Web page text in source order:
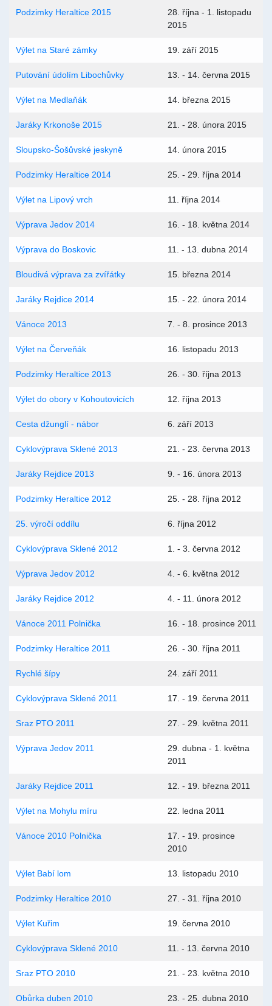
Podzimky Heraltice 2015
28. října - 1. listopadu
2015
Výlet na Staré zámky 19. září 2015
Putování údolím Libochůvky 13. - 14. června 2015
Výlet na Medlaňák 14. března 2015
Jaráky Krkonoše 2015 21. - 28. února 2015
Sloupsko-Šošůvské jeskyně 14. února 2015
Podzimky Heraltice 2014 25. - 29. října 2014
Výlet na Lipový vrch 11. října 2014
Výprava Jedov 2014 16. - 18. května 2014
Výprava do Boskovic 11. - 13. dubna 2014
Bloudivá výprava za zvířátky 15. března 2014
Jaráky Rejdice 2014 15. - 22. února 2014
Vánoce 2013 7. - 8. prosince 2013
Výlet na Červeňák 16. listopadu 2013
Podzimky Heraltice 2013 26. - 30. října 2013
Výlet do obory v Kohoutovicích 12. října 2013
Cesta džunglí - nábor 6. září 2013
Cyklovýprava Sklené 2013 21. - 23. června 2013
Jaráky Rejdice 2013 9. - 16. února 2013
Podzimky Heraltice 2012 25. - 28. října 2012
25. výročí oddílu 6. října 2012
Cyklovýprava Sklené 2012 1. - 3. června 2012
Výprava Jedov 2012 4. - 6. května 2012
Jaráky Rejdice 2012 4. - 11. února 2012
Vánoce 2011 Polnička 16. - 18. prosince 2011
Podzimky Heraltice 2011 26. - 30. října 2011
Rychlé šípy 24. září 2011
Cyklovýprava Sklené 2011 17. - 19. června 2011
Sraz PTO 2011 27. - 29. května 2011
Výprava Jedov 2011
29. dubna - 1. května
2011
Jaráky Rejdice 2011 12. - 19. března 2011
Výlet na Mohylu míru 22. ledna 2011
Vánoce 2010 Polnička
17. - 19. prosince
2010
Výlet Babí lom 13. listopadu 2010
Podzimky Heraltice 2010 27. - 31. října 2010
Výlet Kuřim 19. června 2010
Cyklovýprava Sklené 2010 11. - 13. června 2010
Sraz PTO 2010 21. - 23. května 2010
Obůrka duben 2010 23. - 25. dubna 2010